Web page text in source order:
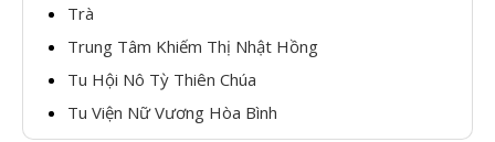
Trà
Trung Tâm Khiếm Thị Nhật Hồng
Tu Hội Nô Tỳ Thiên Chúa
Tu Viện Nữ Vương Hòa Bình